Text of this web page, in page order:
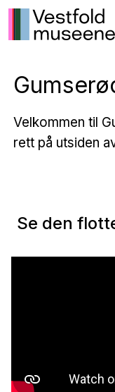
Velkommen til
rett på utsiden
Se den